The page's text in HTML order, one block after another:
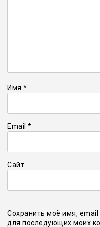
Имя *
Email *
Сайт
Сохранить моё имя, email
для последующих моих